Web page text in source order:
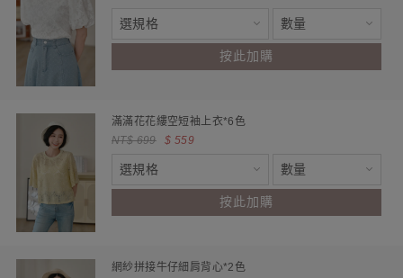
按此加購
滿滿花花縷空短袖上衣*6色
NT$ 699
$ 559
按此加購
網紗拼接牛仔細肩背心*2色